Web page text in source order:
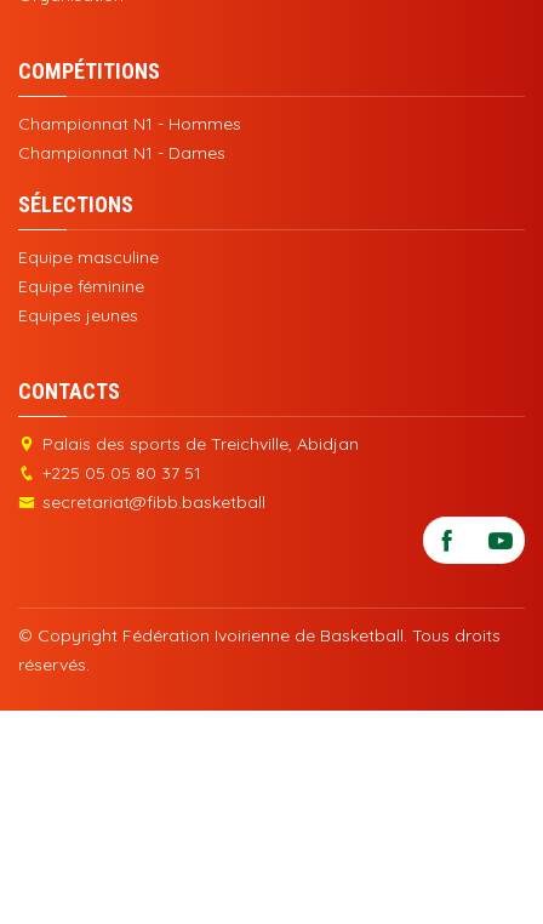
COMPÉTITIONS
Championnat N1 - Hommes
Championnat N1 - Dames
SÉLECTIONS
Equipe masculine
Equipe féminine
Equipes jeunes
CONTACTS
Palais des sports de Treichville, Abidjan
+225 05 05 80 37 51
secretariat@fibb.basketball
© Copyright Fédération Ivoirienne de Basketball. Tous droits
réservés.